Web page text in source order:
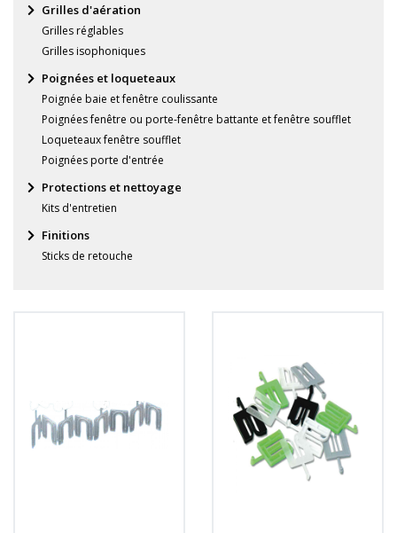
Grilles d'aération
Grilles réglables
Grilles isophoniques
Poignées et loqueteaux
Poignée baie et fenêtre coulissante
Poignées fenêtre ou porte-fenêtre battante et fenêtre soufflet
Loqueteaux fenêtre soufflet
Poignées porte d'entrée
Protections et nettoyage
Kits d'entretien
Finitions
Sticks de retouche